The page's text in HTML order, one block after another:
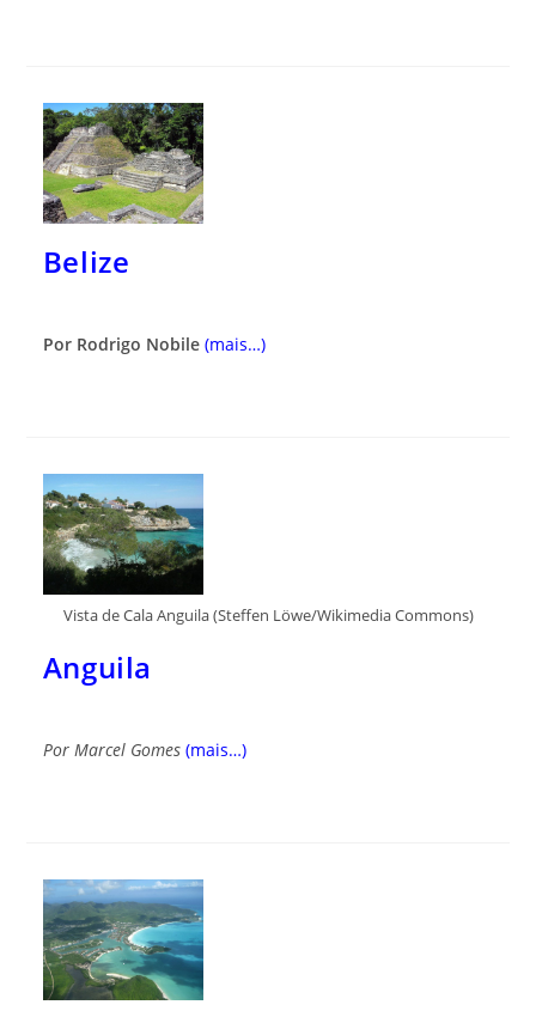
Belize
Por Rodrigo Nobile (mais…)
Vista de Cala Anguila (Steffen Löwe/Wikimedia Commons)
Anguila
Por Marcel Gomes (mais…)